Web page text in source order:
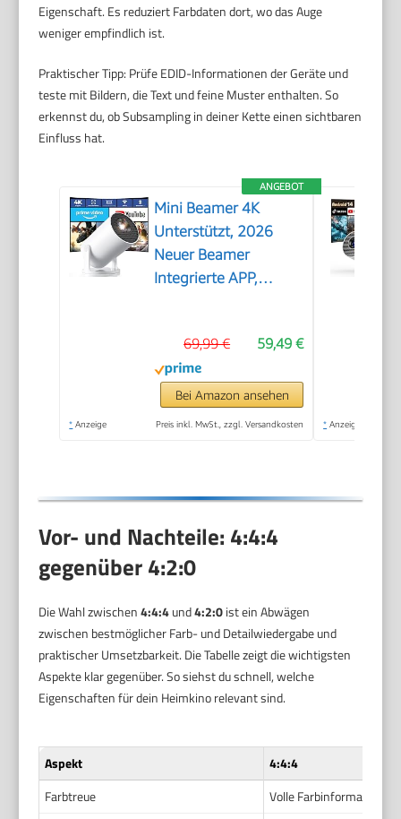
Eigenschaft. Es reduziert Farbdaten dort, wo das Auge
weniger empfindlich ist.
Praktischer Tipp: Prüfe EDID-Informationen der Geräte und
teste mit Bildern, die Text und feine Muster enthalten. So
erkennst du, ob Subsampling in deiner Kette einen sichtbaren
Einfluss hat.
ANGEBOT
Mini Beamer 4K
Unterstützt, 2026
Neuer Beamer
Integrierte APP,
Automatische
Trapezkorrektur, WiFi
6 und Bluetooth 5.4,
180° Dreh Projektor
59,49 €
69,99 €
Bei Amazon ansehen
* Anzeige Preis inkl. MwSt., zzgl. Versandkosten * Anzeige
Vor- und Nachteile: 4:4:4
gegenüber 4:2:0
Die Wahl zwischen4:4:4und4:2:0ist ein Abwägen
zwischen bestmöglicher Farb- und Detailwiedergabe und
praktischer Umsetzbarkeit. Die Tabelle zeigt die wichtigsten
Aspekte klar gegenüber. So siehst du schnell, welche
Eigenschaften für dein Heimkino relevant sind.
Aspekt
4:4:4
Farbtreue
Volle Farbinformation